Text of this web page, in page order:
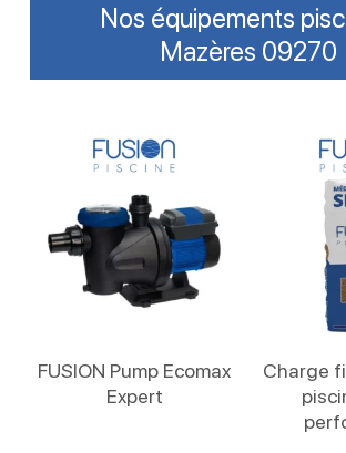
Nos équipements
Mazères 09270
FUSION Pump Ecomax
Expert
Charge